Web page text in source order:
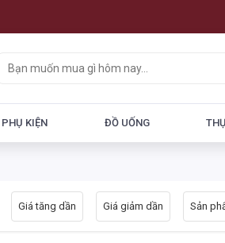
KIỆN ĐỒ UỐNG
Giá tăng dần Giá giảm dần Sản